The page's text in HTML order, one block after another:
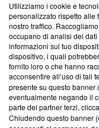
Questa sezione offre
News, sui nostri
creare news di
‘Trust Project - News
ancora membro del
parte; Trust Project
conformità agli
Su di noi
Utilizziamo i cookie e
personalizzato rispetto alle
nostro traffico.
occupano di analisi dei
informazioni sul tuo
dispositivo, i quali
fornito loro o che hanno
acconsentire all’uso di tali
presente su questo
eventualmente negando il
parte dei partner terzi,
Chiudendo questo banner